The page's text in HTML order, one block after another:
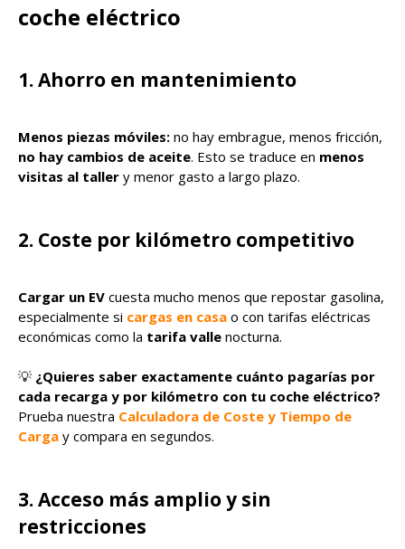
coche eléctrico
1. Ahorro en mantenimiento
Menos piezas móviles: no hay embrague, menos fricción,
no hay cambios de aceite. Esto se traduce en menos
visitas al taller y menor gasto a largo plazo.
2. Coste por kilómetro competitivo
Cargar un EV cuesta mucho menos que repostar gasolina,
especialmente si cargas en casa o con tarifas eléctricas
económicas como la tarifa valle nocturna.
💡 ¿Quieres saber exactamente cuánto pagarías por
cada recarga y por kilómetro con tu coche eléctrico?
Prueba nuestra Calculadora de Coste y Tiempo de
Carga y compara en segundos.
3. Acceso más amplio y sin
restricciones